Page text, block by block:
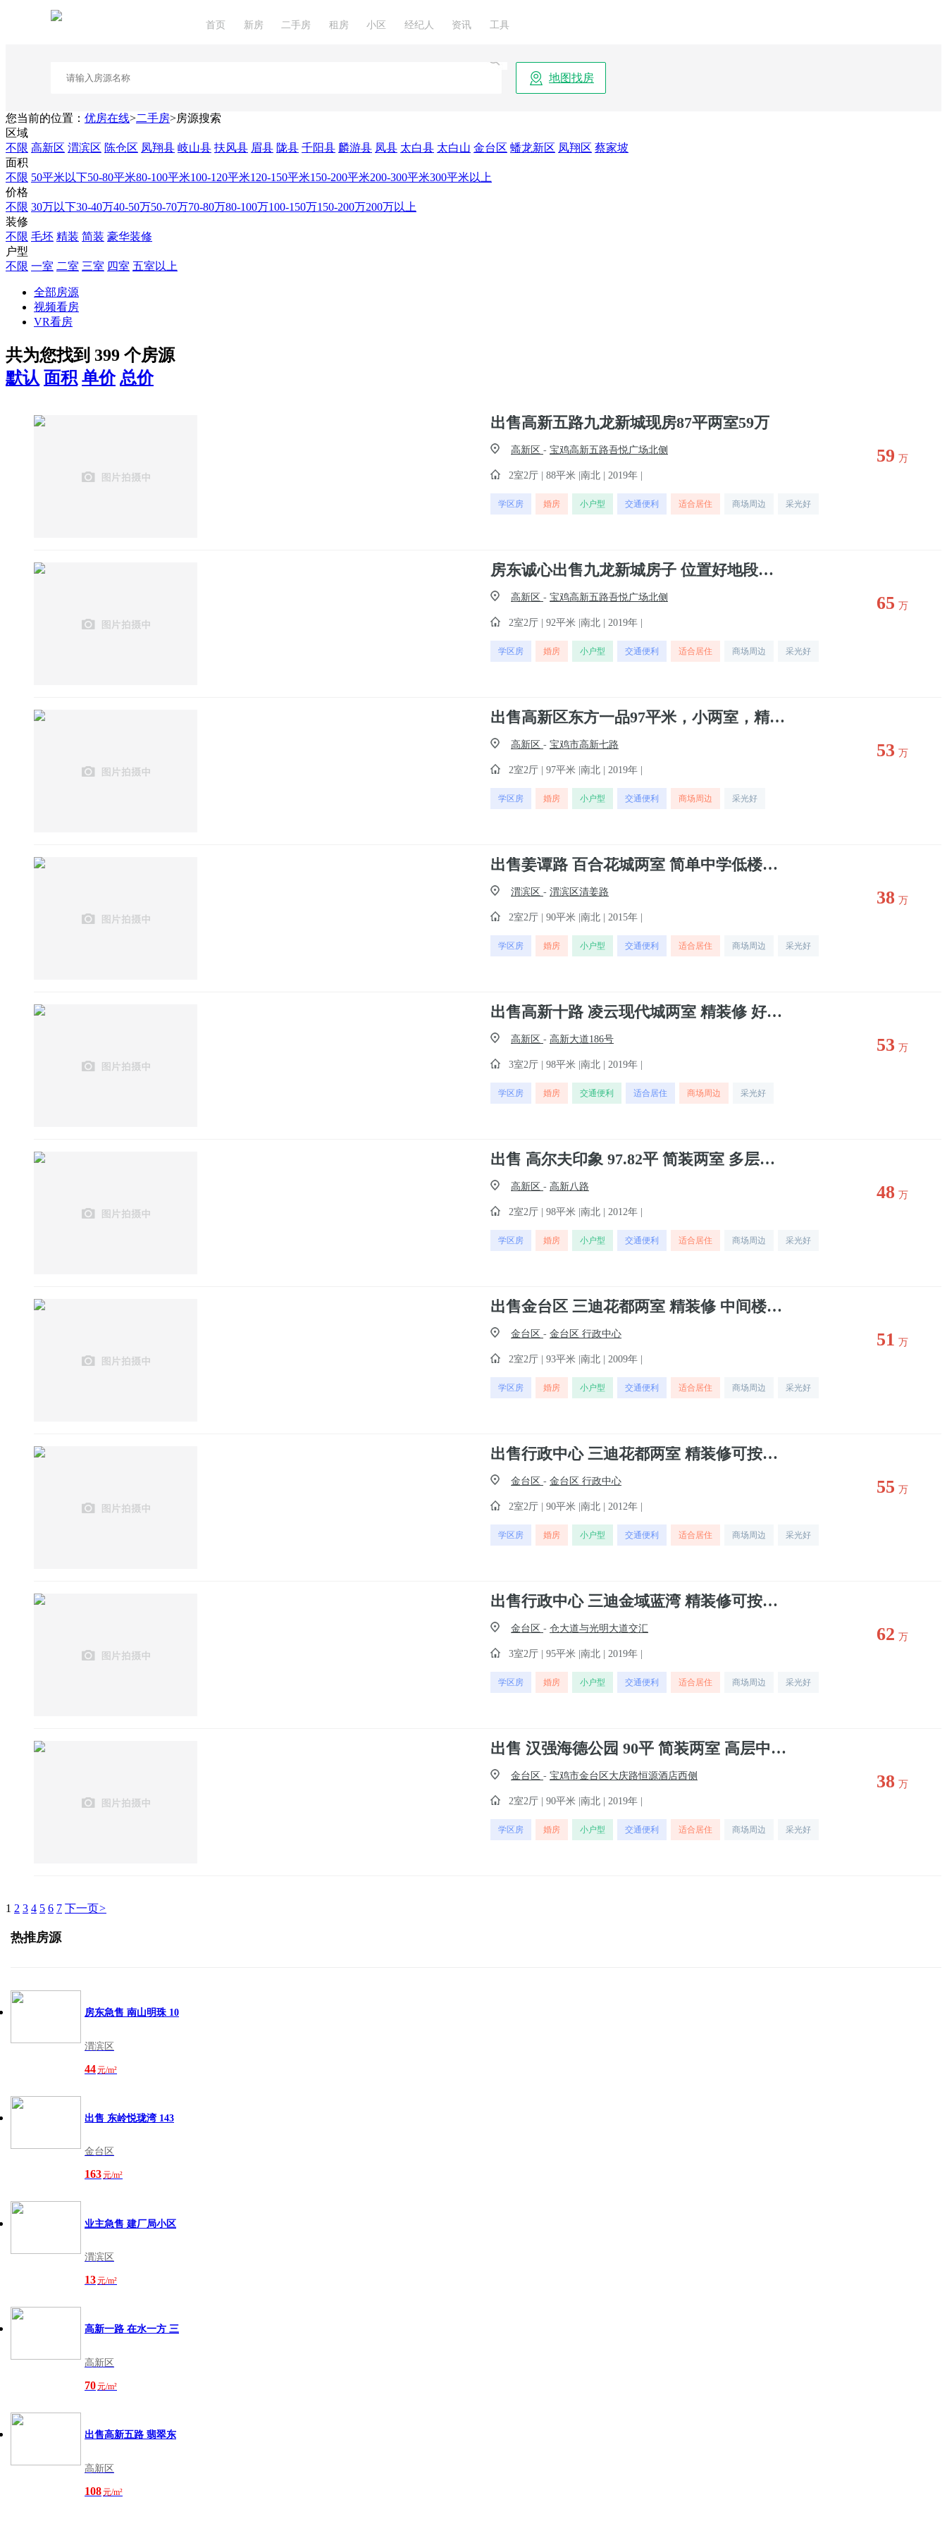
首页 新房 二手房 租房 小区 经纪人 资讯 工具
地图找房
您当前的位置： 优房在线>二手房>房源搜索
区域
不限 高新区 渭滨区 陈仓区 凤翔县 岐山县 扶风县 眉县 陇县 千阳县 麟游县 凤县 太白县 太白山 金台区 蟠龙新区 凤翔区 蔡家坡
面积
不限 50平米以下50-80平米80-100平米100-120平米120-150平米150-200平米200-300平米300平米以上
价格
不限 30万以下30-40万40-50万50-70万70-80万80-100万100-150万150-200万200万以上
装修
不限 毛坯 精装 简装 豪华装修
户型
不限 一室 二室 三室 四室 五室以上
全部房源
视频看房
VR看房
共为您找到 399 个房源
默认 面积 单价 总价
出售高新五路九龙新城现房87平两室59万
高新区 - 宝鸡高新五路吾悦广场北侧
2室2厅 | 88平米 |南北 | 2019年 |
学区房 婚房 小户型 交通便利 适合居住 商场周边 采光好
59 万
房东诚心出售九龙新城房子 位置好地段好 价位划算
高新区 - 宝鸡高新五路吾悦广场北侧
2室2厅 | 92平米 |南北 | 2019年 |
学区房 婚房 小户型 交通便利 适合居住 商场周边 采光好
65 万
出售高新区东方一品97平米，小两室，精装修，二手房
高新区 - 宝鸡市高新七路
2室2厅 | 97平米 |南北 | 2019年 |
学区房 婚房 小户型 交通便利 商场周边 采光好
53 万
出售姜谭路 百合花城两室 简单中学低楼层 可按揭 二手房
渭滨区 - 渭滨区清姜路
2室2厅 | 90平米 |南北 | 2015年 |
学区房 婚房 小户型 交通便利 适合居住 商场周边 采光好
38 万
出售高新十路 凌云现代城两室 精装修 好楼层 二手房
高新区 - 高新大道186号
3室2厅 | 98平米 |南北 | 2019年 |
学区房 婚房 交通便利 适合居住 商场周边 采光好
53 万
出售 高尔夫印象 97.82平 简装两室 多层中间楼层
高新区 - 高新八路
2室2厅 | 98平米 |南北 | 2012年 |
学区房 婚房 小户型 交通便利 适合居住 商场周边 采光好
48 万
出售金台区 三迪花都两室 精装修 中间楼层 手续齐全 随时看
金台区 - 金台区 行政中心
2室2厅 | 93平米 |南北 | 2009年 |
学区房 婚房 小户型 交通便利 适合居住 商场周边 采光好
51 万
出售行政中心 三迪花都两室 精装修可按揭 领包入住 二手房
金台区 - 金台区 行政中心
2室2厅 | 90平米 |南北 | 2012年 |
学区房 婚房 小户型 交通便利 适合居住 商场周边 采光好
55 万
出售行政中心 三迪金域蓝湾 精装修可按揭 领包入住 二手房
金台区 - 仓大道与光明大道交汇
3室2厅 | 95平米 |南北 | 2019年 |
学区房 婚房 小户型 交通便利 适合居住 商场周边 采光好
62 万
出售 汉强海德公园 90平 简装两室 高层中间楼层
金台区 - 宝鸡市金台区大庆路恒源酒店西侧
2室2厅 | 90平米 |南北 | 2019年 |
学区房 婚房 小户型 交通便利 适合居住 商场周边 采光好
38 万
1 2 3 4 5 6 7 下一页>
热推房源
房东急售 南山明珠 10
渭滨区
44元/m²
出售 东岭悦珑湾 143
金台区
163元/m²
业主急售 建厂局小区
渭滨区
13元/m²
高新一路 在水一方 三
高新区
70元/m²
出售高新五路 翡翠东
高新区
108元/m²